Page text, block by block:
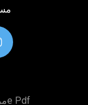
مراجعة مجلس فحص الصيدلة 12e Pdf